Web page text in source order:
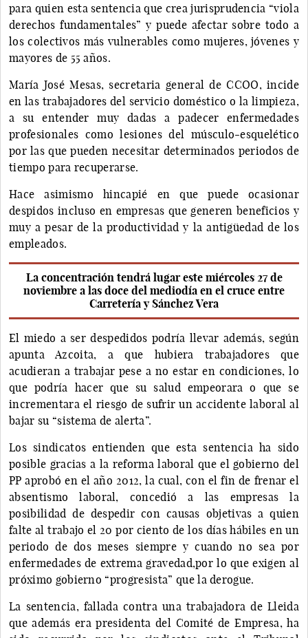
para quien esta sentencia que crea jurisprudencia “viola
derechos fundamentales” y puede afectar sobre todo a
los colectivos más vulnerables como mujeres, jóvenes y
mayores de 55 años.
María José Mesas, secretaria general de CCOO, incide
en las trabajadores del servicio doméstico o la limpieza,
a su entender muy dadas a padecer enfermedades
profesionales como lesiones del músculo-esquelético
por las que pueden necesitar determinados periodos de
tiempo para recuperarse.
Hace asimismo hincapié en que puede ocasionar
despidos incluso en empresas que generen beneficios y
muy a pesar de la productividad y la antigüedad de los
empleados.
La concentración tendrá lugar este miércoles 27 de
noviembre a las doce del mediodía en el cruce entre
Carretería y Sánchez Vera
El miedo a ser despedidos podría llevar además, según
apunta Azcoita, a que hubiera trabajadores que
acudieran a trabajar pese a no estar en condiciones, lo
que podría hacer que su salud empeorara o que se
incrementara el riesgo de sufrir un accidente laboral al
bajar su “sistema de alerta”.
Los sindicatos entienden que esta sentencia ha sido
posible gracias a la reforma laboral que el gobierno del
PP aprobó en el año 2012, la cual, con el fin de frenar el
absentismo laboral, concedió a las empresas la
posibilidad de despedir con causas objetivas a quien
falte al trabajo el 20 por ciento de los días hábiles en un
periodo de dos meses siempre y cuando no sea por
enfermedades de extrema gravedad,por lo que exigen al
próximo gobierno “progresista” que la derogue.
La sentencia, fallada contra una trabajadora de Lleida
que además era presidenta del Comité de Empresa, ha